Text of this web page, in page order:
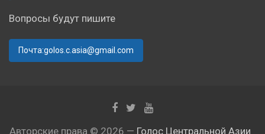
Вопросы будут пишите
Почта:golos.c.asia@gmail.com
Авторские права © 2026 — Голос Центральной Азии